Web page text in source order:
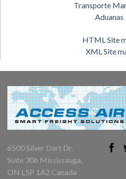
Transporte
Aduanas
HTML Site
XML Site
6500 Silver Dart Dr.
Suite 306 Mississauga,
ON L5P 1A2 Canada